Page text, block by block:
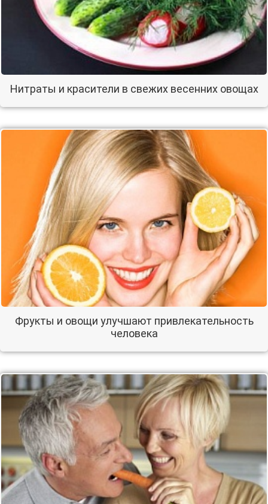
Нитраты и красители в свежих весенних овощах
Фрукты и овощи улучшают привлекательность
человека